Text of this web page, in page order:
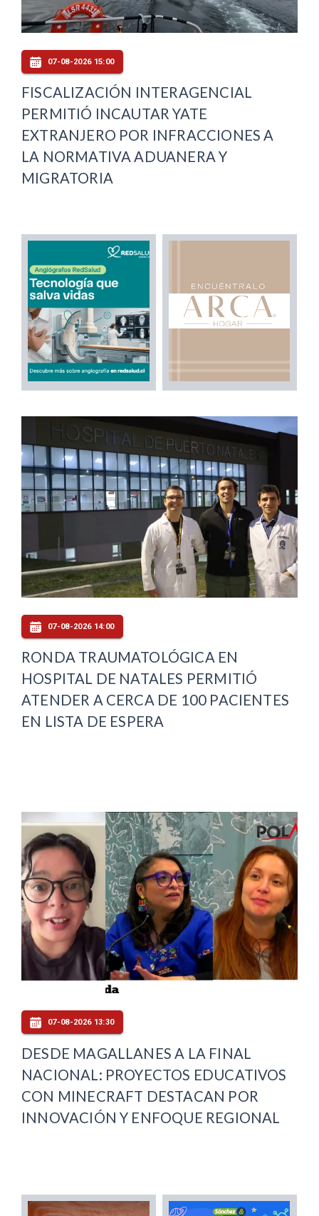
07-08-2026 15:00
FISCALIZACIÓN INTERAGENCIAL
PERMITIÓ INCAUTAR YATE
EXTRANJERO POR INFRACCIONES A
LA NORMATIVA ADUANERA Y
MIGRATORIA
07-08-2026 14:00
RONDA TRAUMATOLÓGICA EN
HOSPITAL DE NATALES PERMITIÓ
ATENDER A CERCA DE 100 PACIENTES
EN LISTA DE ESPERA
07-08-2026 13:30
DESDE MAGALLANES A LA FINAL
NACIONAL: PROYECTOS EDUCATIVOS
CON MINECRAFT DESTACAN POR
INNOVACIÓN Y ENFOQUE REGIONAL